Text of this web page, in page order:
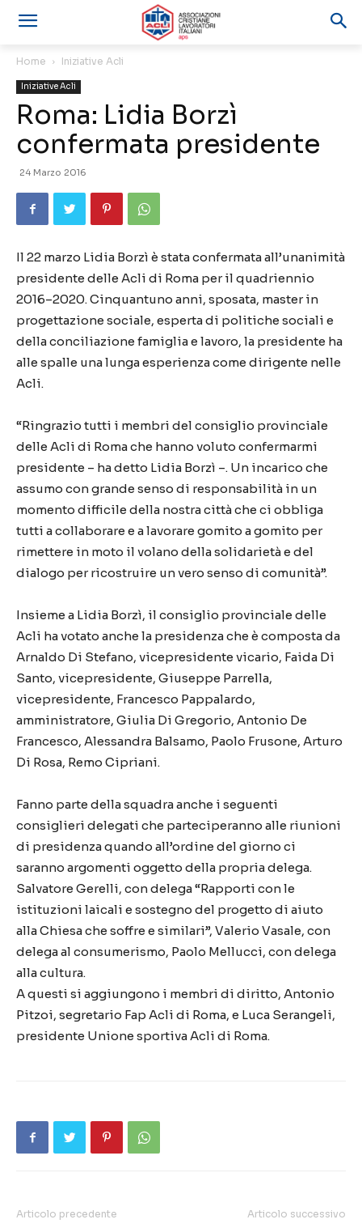
Home Iniziative Acli
Iniziative Acli
Roma: Lidia Borzì
confermata presidente
24 Marzo 2016
Il 22 marzo Lidia Borzì è stata confermata all’unanimità
presidente delle Acli di Roma per il quadriennio
2016–2020. Cinquantuno anni, sposata, master in
progettazione sociale, esperta di politiche sociali e
della conciliazione famiglia e lavoro, la presidente ha
alle spalle una lunga esperienza come dirigente nelle
Acli.
“Ringrazio tutti i membri del consiglio provinciale
delle Acli di Roma che hanno voluto confermarmi
presidente – ha detto Lidia Borzì –. Un incarico che
assumo con grande senso di responsabilità in un
momento difficile della nostra città che ci obbliga
tutti a collaborare e a lavorare gomito a gomito per
rimettere in moto il volano della solidarietà e del
dialogo per ricostruire un vero senso di comunità”.
Insieme a Lidia Borzì, il consiglio provinciale delle
Acli ha votato anche la presidenza che è composta da
Arnaldo Di Stefano, vicepresidente vicario, Faida Di
Santo, vicepresidente, Giuseppe Parrella,
vicepresidente, Francesco Pappalardo,
amministratore, Giulia Di Gregorio, Antonio De
Francesco, Alessandra Balsamo, Paolo Frusone, Arturo
Di Rosa, Remo Cipriani.
Fanno parte della squadra anche i seguenti
consiglieri delegati che parteciperanno alle riunioni
di presidenza quando all’ordine del giorno ci
saranno argomenti oggetto della propria delega.
Salvatore Gerelli, con delega “Rapporti con le
istituzioni laicali e sostegno del progetto di aiuto
alla Chiesa che soffre e similari”, Valerio Vasale, con
delega al consumerismo, Paolo Mellucci, con delega
alla cultura.
A questi si aggiungono i membri di diritto, Antonio
Pitzoi, segretario Fap Acli di Roma, e Luca Serangeli,
presidente Unione sportiva Acli di Roma.
Articolo precedente Articolo successivo